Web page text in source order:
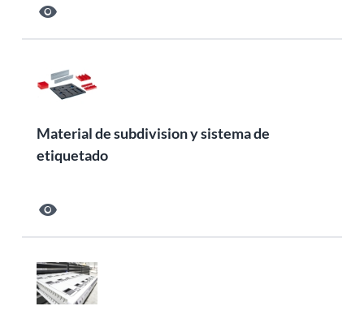
visibility
Material de subdivision y sistema de
etiquetado
visibility